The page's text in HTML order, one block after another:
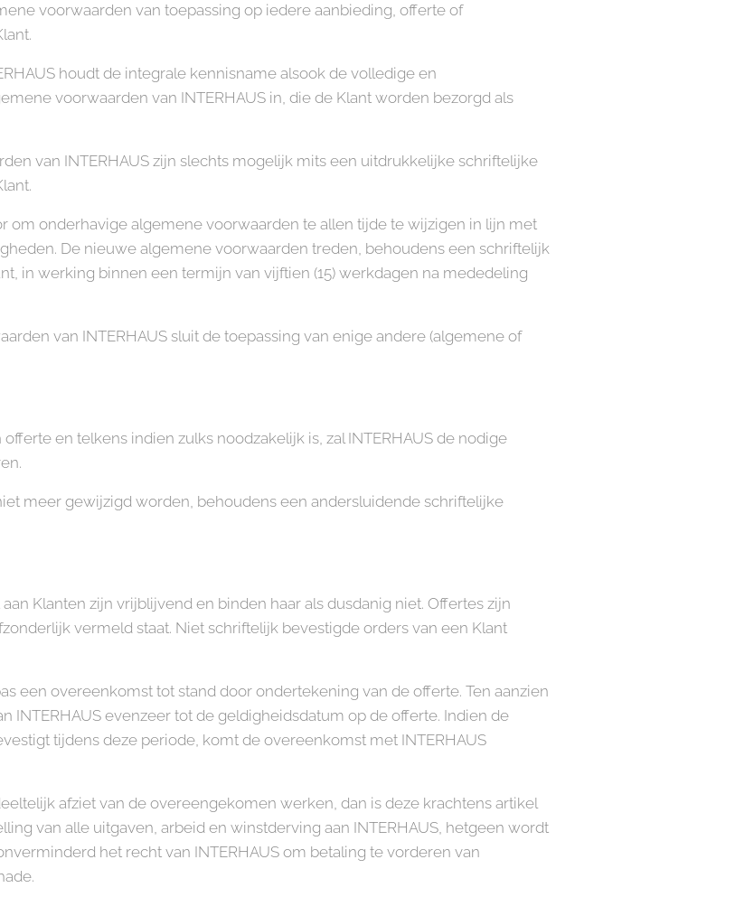
voorwaarden van toepassing op iedere aanbieding, offerte of
houdt de integrale kennisname alsook de volledige en
voorwaarden van INTERHAUS in, die de Klant worden bezorgd als
van INTERHAUS zijn slechts mogelijk mits een uitdrukkelijke schriftelijke
om onderhavige algemene voorwaarden te allen tijde te wijzigen in lijn met
De nieuwe algemene voorwaarden treden, behoudens een schriftelijk
in werking binnen een termijn van vijftien (15) werkdagen na mededeling
van INTERHAUS sluit de toepassing van enige andere (algemene of
en telkens indien zulks noodzakelijk is, zal INTERHAUS de nodige
meer gewijzigd worden, behoudens een andersluidende schriftelijke
Klanten zijn vrijblijvend en binden haar als dusdanig niet. Offertes zijn
vermeld staat. Niet schriftelijk bevestigde orders van een Klant
een overeenkomst tot stand door ondertekening van de offerte. Ten aanzien
INTERHAUS evenzeer tot de geldigheidsdatum op de offerte. Indien de
tijdens deze periode, komt de overeenkomst met INTERHAUS
afziet van de overeengekomen werken, dan is deze krachtens artikel
van alle uitgaven, arbeid en winstderving aan INTERHAUS, hetgeen wordt
het recht van INTERHAUS om betaling te vorderen van